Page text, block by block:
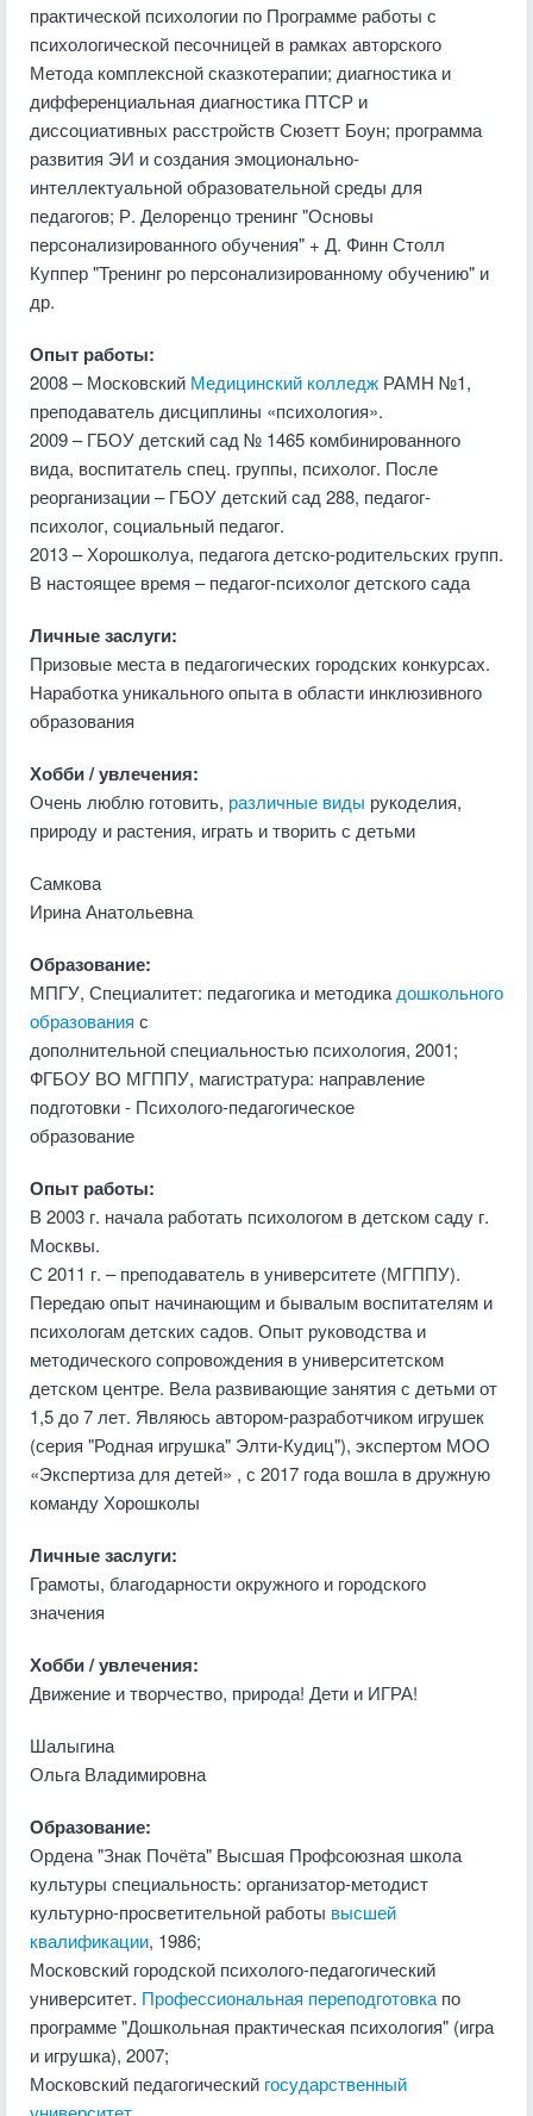
практической психологии по Программе работы с
психологической песочницей в рамках авторского
Метода комплексной сказкотерапии; диагностика и
дифференциальная диагностика ПТСР и
диссоциативных расстройств Сюзетт Боун; программа
развития ЭИ и создания эмоционально-
интеллектуальной образовательной среды для
педагогов; Р. Делоренцо тренинг "Основы
персонализированного обучения" + Д. Финн Столл
Куппер "Тренинг ро персонализированному обучению" и
др.
Опыт работы:
2008 – Московский Медицинский колледж РАМН №1,
преподаватель дисциплины «психология».
2009 – ГБОУ детский сад № 1465 комбинированного
вида, воспитатель спец. группы, психолог. После
реорганизации – ГБОУ детский сад 288, педагог-
психолог, социальный педагог.
2013 – Хорошколуа, педагога детско-родительских групп.
В настоящее время – педагог-психолог детского сада
Личные заслуги:
Призовые места в педагогических городских конкурсах.
Наработка уникального опыта в области инклюзивного
образования
Хобби / увлечения:
Очень люблю готовить, различные виды рукоделия,
природу и растения, играть и творить с детьми
Самкова
Ирина Анатольевна
Образование:
МПГУ, Специалитет: педагогика и методика дошкольного
образования с
дополнительной специальностью психология, 2001;
ФГБОУ ВО МГППУ, магистратура: направление
подготовки - Психолого-педагогическое
образование
Опыт работы:
В 2003 г. начала работать психологом в детском саду г.
Москвы.
С 2011 г. – преподаватель в университете (МГППУ).
Передаю опыт начинающим и бывалым воспитателям и
психологам детских садов. Опыт руководства и
методического сопровождения в университетском
детском центре. Вела развивающие занятия с детьми от
1,5 до 7 лет. Являюсь автором-разработчиком игрушек
(серия "Родная игрушка" Элти-Кудиц"), экспертом МОО
«Экспертиза для детей» , с 2017 года вошла в дружную
команду Хорошколы
Личные заслуги:
Грамоты, благодарности окружного и городского
значения
Хобби / увлечения:
Движение и творчество, природа! Дети и ИГРА!
Шалыгина
Ольга Владимировна
Образование:
Ордена "Знак Почёта" Высшая Профсоюзная школа
культуры специальность: организатор-методист
культурно-просветительной работы высшей
квалификации, 1986;
Московский городской психолого-педагогический
университет. Профессиональная переподготовка по
программе "Дошкольная практическая психология" (игра
и игрушка), 2007;
Московский педагогический государственный